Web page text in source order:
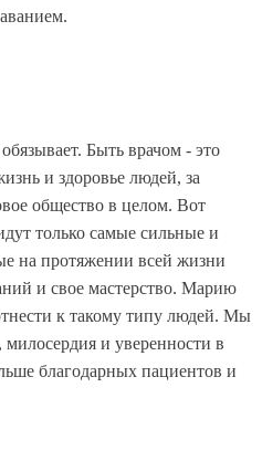
Быть врачом - это
и здоровье людей, за
общество в целом. Вот
только самые сильные и
на протяжении всей жизни
и свое мастерство. Марию
к такому типу людей. Мы
и уверенности в
благодарных пациентов и